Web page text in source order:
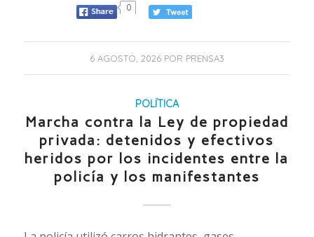
0
6 AGOSTO, 2026 POR PRENSA3
POLÍTICA
Marcha contra la Ley de propiedad
privada: detenidos y efectivos
heridos por los incidentes entre la
policía y los manifestantes